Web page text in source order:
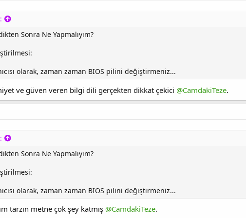
Sonra Ne Yapmalıyım?
olarak, zaman zaman BIOS pilini değiştirmeniz...
ve güven veren bilgi dili gerçekten dikkat çekici @CamdakiTeze.
Sonra Ne Yapmalıyım?
olarak, zaman zaman BIOS pilini değiştirmeniz...
tarzın metne çok şey katmış @CamdakiTeze.